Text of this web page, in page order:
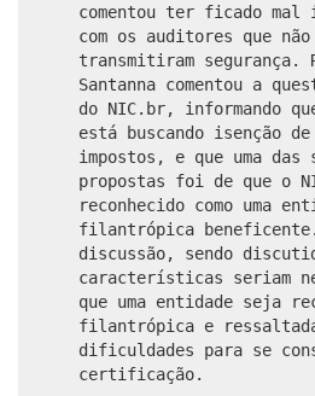
comentou ter ficado mal
com os auditores que
transmitiram segurança.
Santanna comentou a
do NIC.br, informando
está buscando isenção
impostos, e que uma das
propostas foi de que o
reconhecido como uma
filantrópica beneficente.
discussão, sendo
características seriam
que uma entidade seja
filantrópica e
dificuldades para se
certificação.